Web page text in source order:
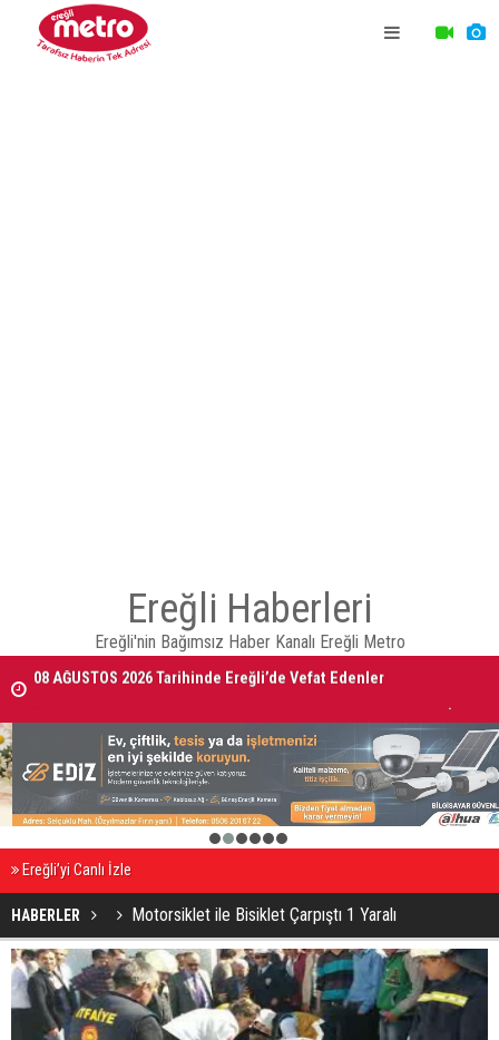
Ereğli Haberleri
Ereğli'nin Bağımsız Haber Kanalı Ereğli Metro
08 AĞUSTOS 2026 Tarihinde Ereğli’de Vefat Edenler
Ereğli Kaymakam Genel, Genç Voleybolcuların Antrenmanını İzledi
2 3 4 5 6
Ereğli’yi Canlı İzle
HABERLER Motorsiklet ile Bisiklet Çarpıştı 1 Yaralı